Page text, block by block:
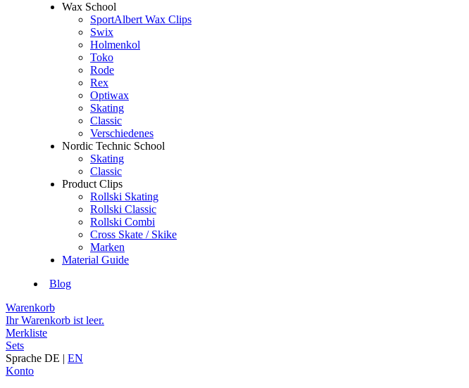
Wax School
SportAlbert Wax Clips
Swix
Holmenkol
Toko
Rode
Rex
Optiwax
Skating
Classic
Verschiedenes
Nordic Technic School
Skating
Classic
Product Clips
Rollski Skating
Rollski Classic
Rollski Combi
Cross Skate / Skike
Marken
Material Guide
Blog
Warenkorb
Ihr Warenkorb ist leer.
Merkliste
Sets
Sprache DE | EN
Konto